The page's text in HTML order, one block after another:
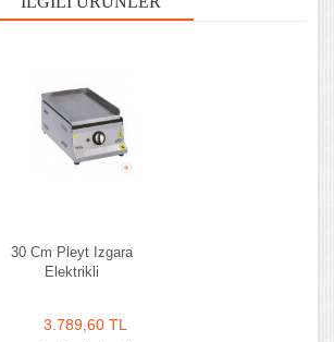
30 Cm Pleyt Izgara
Elektrikli
3.789,60 TL